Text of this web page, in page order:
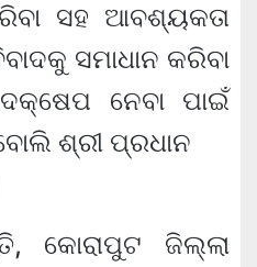
ସହ ଆବଶ୍ୟକତା
ସମାଧାନ କରିବା
ନେବା ପାଇଁ
ଶ୍ରୀ ପ୍ରଧାନ
କୋରାପୁଟ ଜିଲ୍ଲା